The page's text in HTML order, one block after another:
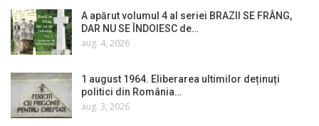
A apărut volumul 4 al seriei BRAZII SE FRÂNG,
DAR NU SE ÎNDOIESC de…
aug. 4, 2026
1 august 1964. Eliberarea ultimilor deținuți
politici din România…
aug. 3, 2026